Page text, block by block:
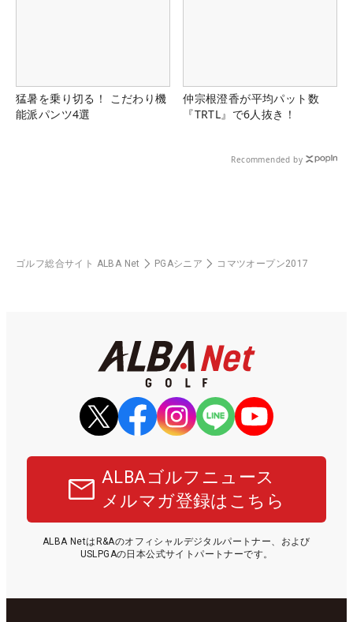
猛暑を乗り切る！ こだわり機
能派パンツ4選
仲宗根澄香が平均パット数
『TRTL』で6人抜き！
Recommended by
ゴルフ総合サイト ALBA Net PGAシニア コマツオープン2017
ALBAゴルフニュース
メルマガ登録はこちら
ALBA NetはR&Aのオフィシャルデジタルパートナー、および
USLPGAの日本公式サイトパートナーです。